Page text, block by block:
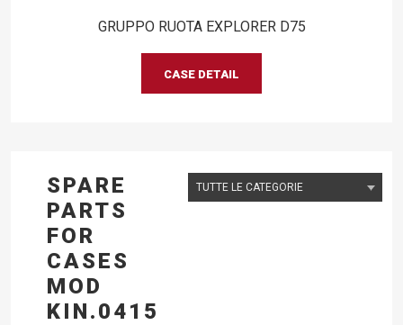
GRUPPO RUOTA EXPLORER D75
CASE DETAIL
SPARE
PARTS
FOR
CASES
MOD
KIN.0415